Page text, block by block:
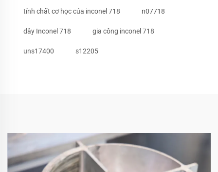
tính chất cơ học của inconel 718 n07718
dây Inconel 718 gia công inconel 718
uns17400 s12205